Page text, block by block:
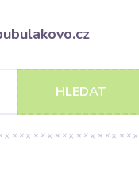
HLEDAT